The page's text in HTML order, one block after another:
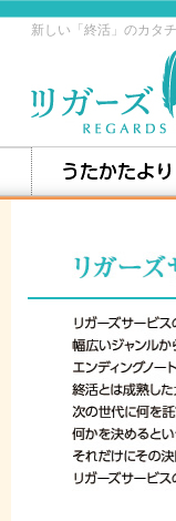
新しい「終活」のカタ